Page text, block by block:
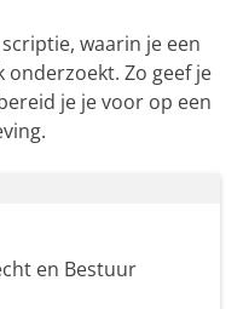
waarin je een
Zo geef je
je je voor op een
en Bestuur